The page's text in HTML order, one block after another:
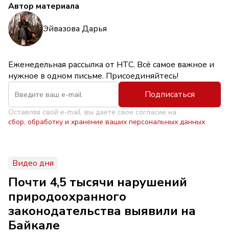
Автор материала
Эйвазова Дарья
Еженедельная рассылка от НТС. Всё самое важное и
нужное в одном письме. Присоединяйтесь!
Подписаться
Оставляя свой e-mail, вы даете свое согласие на
сбор, обработку и хранение ваших персональных данных
Видео дня
Почти 4,5 тысячи нарушений
природоохранного
законодательства выявили на
Байкале